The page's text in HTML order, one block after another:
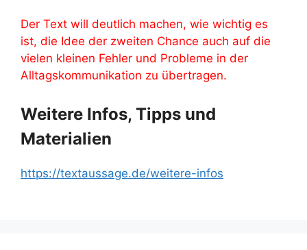
Der Text will deutlich machen, wie wichtig es
ist, die Idee der zweiten Chance auch auf die
vielen kleinen Fehler und Probleme in der
Alltagskommunikation zu übertragen.
Weitere Infos, Tipps und
Materialien
https://textaussage.de/weitere-infos